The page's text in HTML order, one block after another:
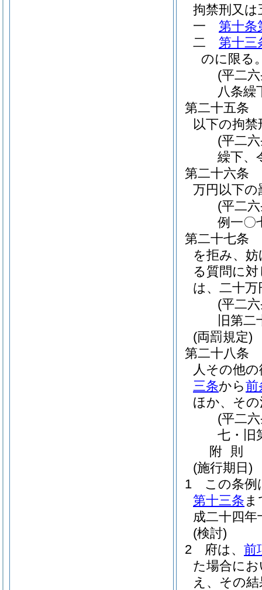
拘禁刑又
一
第十条
二
第十三
のに限る
(平二
八条繰
第二十五条
以下の拘
(平二
繰下、
第二十六条
万円以下
(平二
例一〇
第二十七条
を拒み、
る質問に
は、二十
(平二
旧第
(両罰規定)
第二十八条
人その他
三条から前
ほか、そ
(平二
七・旧
附 則
(施行期日)
1
この条例
第十三条
成二十四
(検討)
2
府は、 前
た場合に
え、その